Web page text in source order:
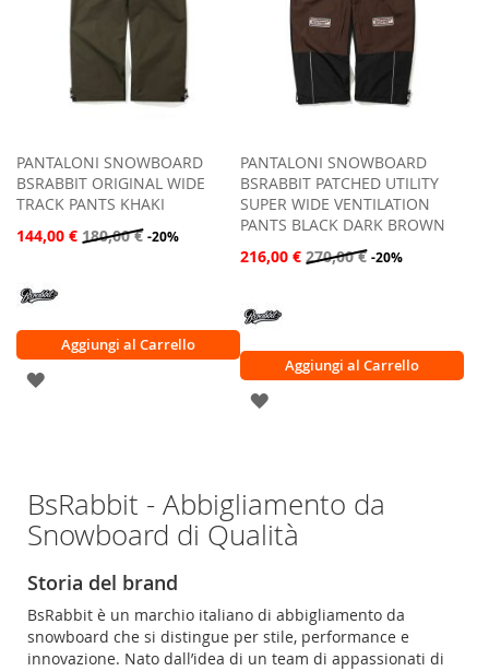
PANTALONI SNOWBOARD
BSRABBIT ORIGINAL WIDE
TRACK PANTS KHAKI
144,00 € 180,00 € -20%
Aggiungi al Carrello
AGGIUNGI
DESIDERI
PANTALONI SNOWBOARD
BSRABBIT PATCHED UTILITY
SUPER WIDE VENTILATION
PANTS BLACK DARK BROWN
216,00 € 270,00 € -20%
Aggiungi al Carrello
AGGIUNGI
DESIDERI
BsRabbit - Abbigliamento da
Snowboard di Qualità
Storia del brand
BsRabbit è un marchio italiano di abbigliamento da
snowboard che si distingue per stile, performance e
innovazione. Nato dall’idea di un team di appassionati di